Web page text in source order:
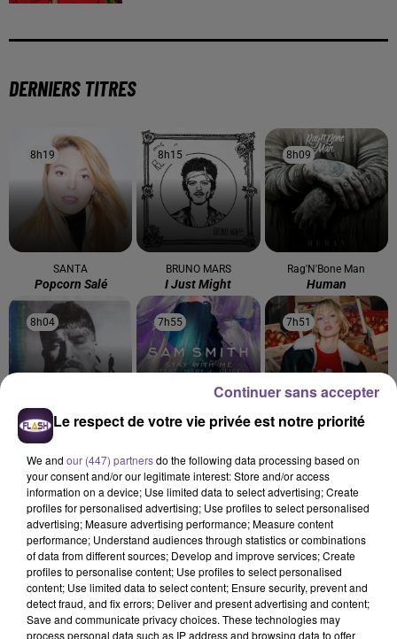
DERNIERS TITRES
8h19
8h19
SANTA
Popcorn Salé
8h15
8h15
BRUNO MARS
I Just Might
8h09
8h09
Rag'N'Bone Man
Human
8h04
8h04
TEDDY SWIMS
7h55
7h55 7h51
7h51
Cet élément est masqué compte-tenu du refus du
dépôt de cookies que vous avez exprimé. Si vous
souhaitez l'afficher, merci de nous donner votre accord
en cliquant sur le bouton ci-dessous.
Le respect de votre vie privée est notre priorité
We and our (447) partnersdo the following data processing based on
your consent and/or our legitimate interest: Store and/or access
information on a device; Use limited data to select advertising; Create
profiles for personalised advertising; Use profiles to select personalised
advertising; Measure advertising performance; Measure content
performance; Understand audiences through statistics or combinations
of data from different sources; Develop and improve services; Create
profiles to personalise content; Use profiles to select personalised
content; Use limited data to select content; Ensure security, prevent and
detect fraud, and fix errors; Deliver and present advertising and content;
Save and communicate privacy choices. These technologies may
process personal data such as IP address and browsing data to offer
Continuer sans accepter